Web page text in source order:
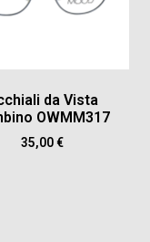
da Vista
OWMM317
35,00€